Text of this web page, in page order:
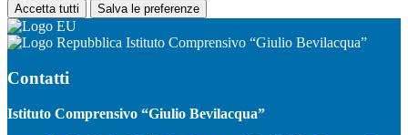
Accetta tutti Salva le preferenze
Istituto Comprensivo “Giulio Bevilacqua”
Contatti
Istituto Comprensivo “Giulio Bevilacqua”